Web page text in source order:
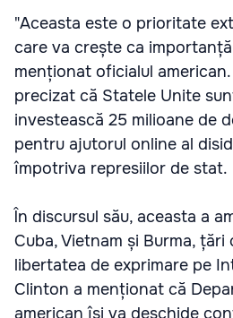
"Aceasta este o prioritate
care va crește ca
menționat oficialul
precizat că Statele Unite
investească 25 milioane de
pentru ajutorul online al
împotriva represiilor de stat.
În discursul său, aceasta a
Cuba, Vietnam și Burma,
libertatea de exprimare pe
Clinton a menționat că
american își va deschide